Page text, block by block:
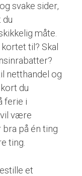
svake sider,
du
måte.
til? Skal
netthandel og
du
ferie i
være
på én ting
ting.
et